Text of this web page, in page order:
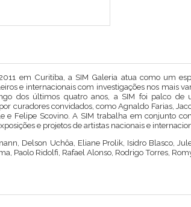
em Curitiba, a SIM Galeria atua como um
e internacionais com investigações nos mais
dos últimos quatro anos, a SIM foi palco de
curadores convidados, como Agnaldo Farias,
e Felipe Scovino. A SIM trabalha em conjunto
e projetos de artistas nacionais e
Delson Uchôa, Eliane Prolik, Isidro Blasco,
Paolo Ridolfi, Rafael Alonso, Rodrigo Torres,